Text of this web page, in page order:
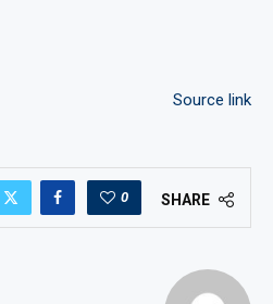
Source link
SHARE
0